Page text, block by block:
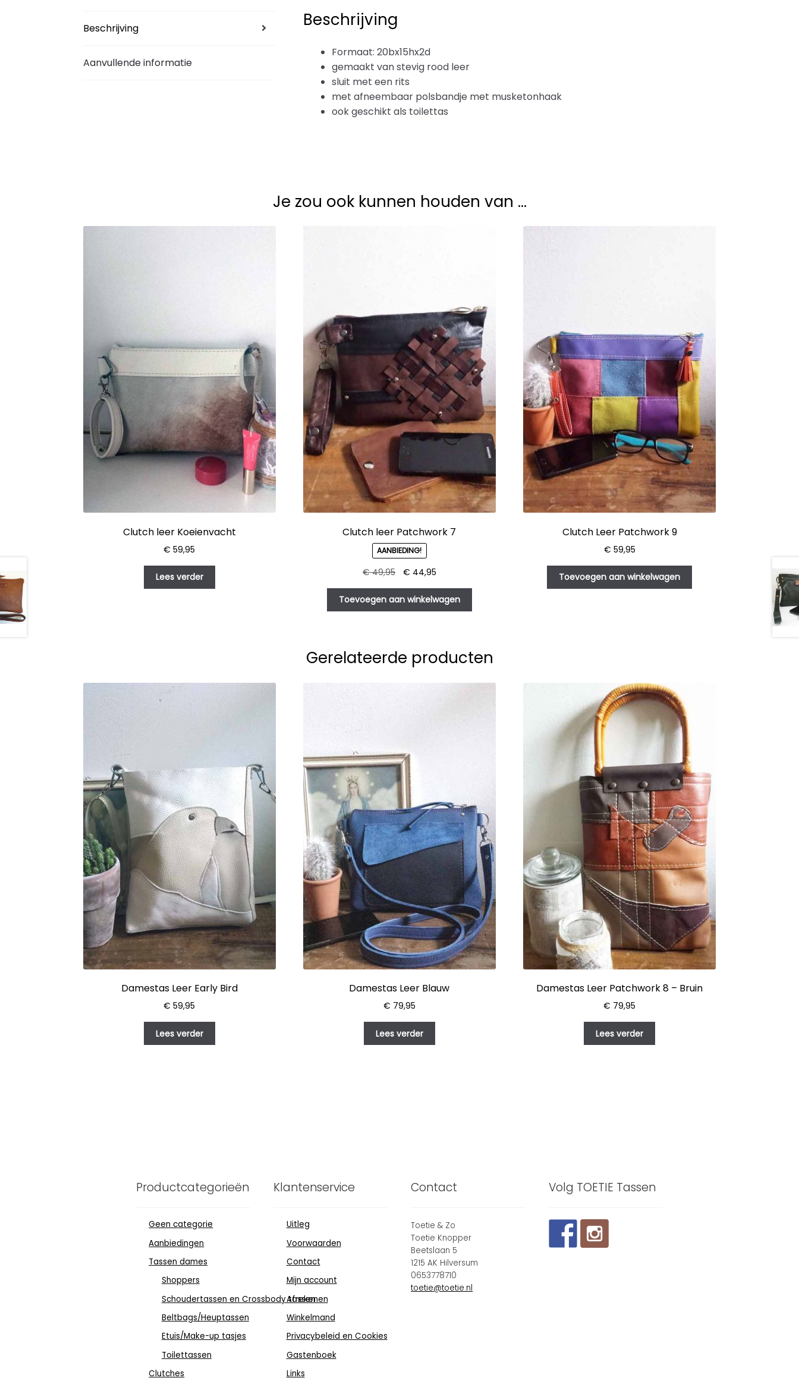
Beschrijving
Aanvullende informatie
Beschrijving
Formaat: 20bx15hx2d
gemaakt van stevig rood leer
sluit met een rits
met afneembaar polsbandje met musketonhaak
ook geschikt als toilettas
Je zou ook kunnen houden van …
Clutch leer Koeienvacht
€ 59,95
Lees verder
Clutch leer Patchwork 7
AANBIEDING!
€49,95
Oorspronkelijke
was:
€ 49,95.
€ 44,95Huidige
is:
€ 44,95.
Toevoegen aan winkelwagen
Clutch Leer Patchwork 9
€ 59,95
Toevoegen aan winkelwagen
Gerelateerde producten
Damestas Leer Early Bird
€ 59,95
Lees verder
Damestas Leer Blauw
€ 79,95
Lees verder
Damestas Leer Patchwork 8 – Bruin
€ 79,95
Lees verder
Productcategorieën
Geen categorie
Aanbiedingen
Tassen dames
Shoppers
Schoudertassen en Crossbody tassen
Beltbags/Heuptassen
Etuis/Make-up tasjes
Toilettassen
Clutches
Klantenservice
Uitleg
Voorwaarden
Contact
Mijn account
Afrekenen
Winkelmand
Privacybeleid en Cookies
Gastenboek
Links
Contact
Toetie & Zo
Toetie Knopper
Beetslaan 5
1215 AK Hilversum
0653778710
toetie@toetie.nl
Volg TOETIE Tassen